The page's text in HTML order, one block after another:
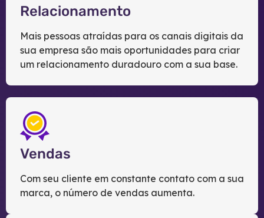
Relacionamento
Mais pessoas atraídas para os canais digitais da
sua empresa são mais oportunidades para criar
um relacionamento duradouro com a sua base.
Vendas
Com seu cliente em constante contato com a sua
marca, o número de vendas aumenta.